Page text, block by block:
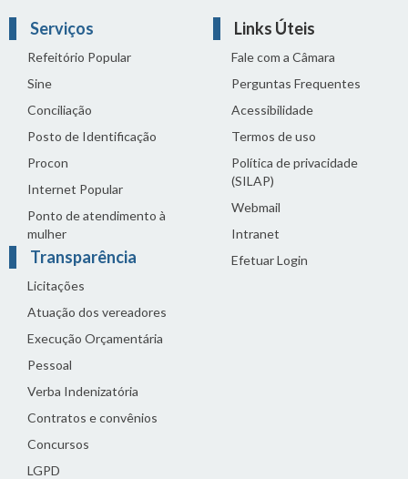
Serviços
Refeitório Popular
Sine
Conciliação
Posto de Identificação
Procon
Internet Popular
Ponto de atendimento à
mulher
Transparência
Licitações
Atuação dos vereadores
Execução Orçamentária
Pessoal
Verba Indenizatória
Contratos e convênios
Concursos
LGPD
Links Úteis
Fale com a Câmara
Perguntas Frequentes
Acessibilidade
Termos de uso
Política de privacidade
(SILAP)
Webmail
Intranet
Efetuar Login